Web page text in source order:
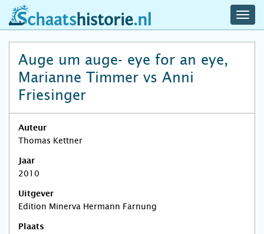
schaatshistorie.nl
Auge um auge- eye for an eye,
Marianne Timmer vs Anni
Friesinger
Auteur
Thomas Kettner
Jaar
2010
Uitgever
Edition Minerva Hermann Farnung
Plaats